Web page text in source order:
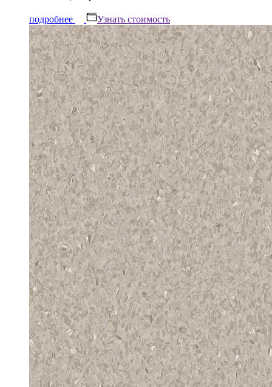
подробнее Узнать стоимость